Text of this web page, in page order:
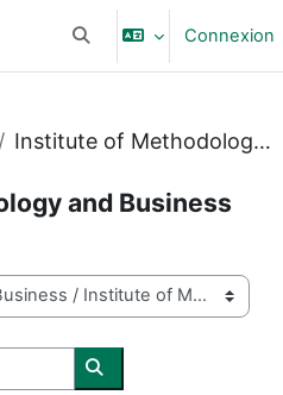
Activer/désactiver la
Connexion
Institute of Methodology and Business Digitalization
and Business